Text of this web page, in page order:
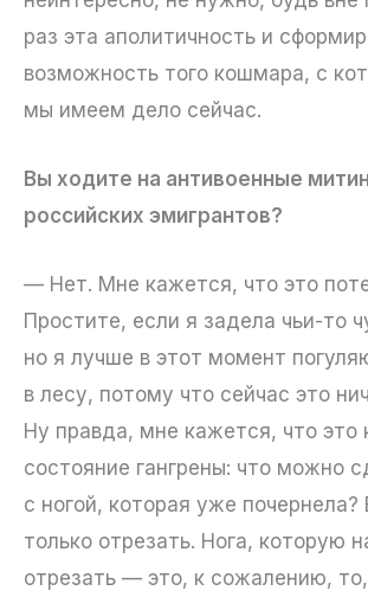
раз эта аполитичность и
возможность того кошмара, с
мы имеем дело сейчас.
Вы ходите на антивоенные
российских эмигрантов?
— Нет. Мне кажется, что это
Простите, если я задела чьи-то
но я лучше в этот момент
в лесу, потому что сейчас это
Ну правда, мне кажется, что это
состояние гангрены: что можно
с ногой, которая уже
только отрезать. Нога, которую
отрезать — это, к сожалению,